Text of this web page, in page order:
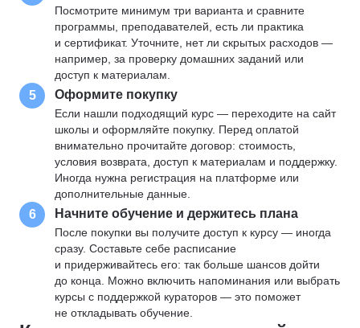
Посмотрите минимум три варианта и сравните
программы, преподавателей, есть ли практика
и сертификат. Уточните, нет ли скрытых расходов —
например, за проверку домашних заданий или
доступ к материалам.
5 Оформите покупку
Если нашли подходящий курс — переходите на сайт
школы и оформляйте покупку. Перед оплатой
внимательно прочитайте договор: стоимость,
условия возврата, доступ к материалам и поддержку.
Иногда нужна регистрация на платформе или
дополнительные данные.
6 Начните обучение и держитесь плана
После покупки вы получите доступ к курсу — иногда
сразу. Составьте себе расписание
и придерживайтесь его: так больше шансов дойти
до конца. Можно включить напоминания или выбрать
курсы с поддержкой кураторов — это поможет
не откладывать обучение.